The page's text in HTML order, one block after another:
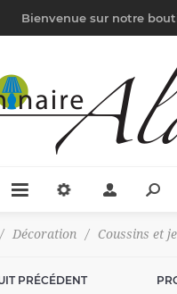
Bienvenue sur notre
/ Décoration / Coussins et
PRÉCÉDENT